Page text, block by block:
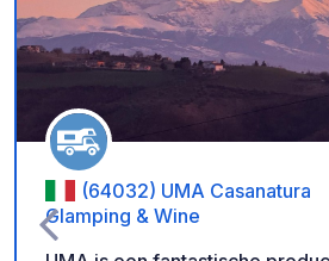
(64032) UMA Casanatura
Glamping & Wine